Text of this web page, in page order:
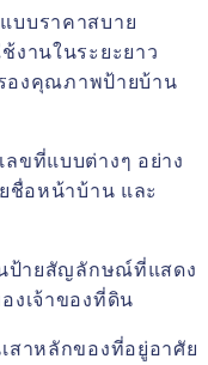
บบราคาสบาย
งานในระยะยาว
องคุณภาพป้ายบ้าน
ลขที่แบบต่างๆ อย่าง
ชื่อหน้าบ้าน และ
นป้ายสัญลักษณ์ที่แสดง
งเจ้าของที่ดิน
สาหลักของที่อยู่อาศัย